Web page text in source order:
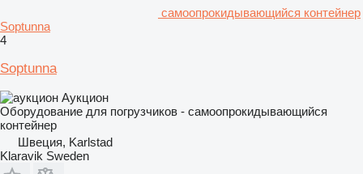
самоопрокидывающийся контейнер
Soptunna
4
Soptunna
Аукцион
Оборудование для погрузчиков - самоопрокидывающийся
контейнер
Швеция, Karlstad
Klaravik Sweden